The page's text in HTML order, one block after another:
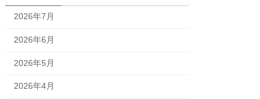
2026年7月
2026年6月
2026年5月
2026年4月